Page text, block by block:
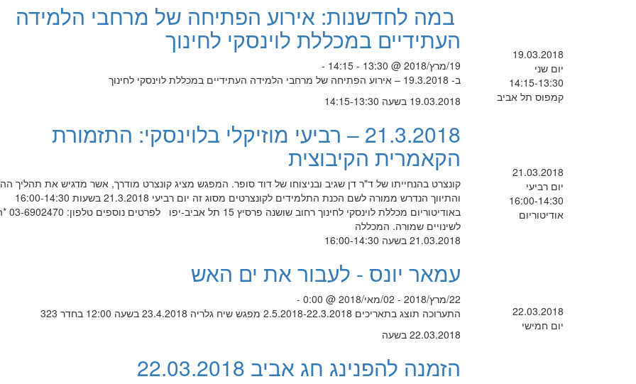
19.03.2018
יום שני
14:15-13:30
קמפוס תל אביב
במה לחדשנות: אירוע הפתיחה של מרחבי הלמידה
העתידיים במכללת לוינסקי לחינוך
19/מרץ/2018 @ 13:30 - 14:15 -
ב- 19.3.2018 – אירוע הפתיחה של מרחבי הלמידה העתידיים במכללת לוינסקי לחינוך
19.03.2018 בשעה 14:15-13:30
21.03.2018
יום רביעי
16:00-14:30
אודיטוריום
21.3.2018 – רביעי מוזיקלי בלוינסקי: התזמורת
הקאמרית הקיבוצית
קונצרט בהנחייתו של ד"ר דן שגיב ובניצוחו של דוד סופר. המפגש מציג קונצרט מודרך, אשר מדגיש את תהליך
והתיווך הנדרש ממורה לשם הכנת התלמידים לקונצרטים מסוג זה יום רביעי 21.3.2018 בשעות 16:00-14:30
באודיטוריום
לשינויים שמורה. המכללה
21.03.2018 בשעה 16:00-14:30
22.03.2018
יום חמישי
עמאר יונס - לעבור את ים האש
22/מרץ/2018 - 02/מאי/2018 @ 0:00 -
התערוכה תוצג בתאריכים 2.5.2018-22.3.2018 מפגש שיח גלריה 23.4.2018 בשעה 12:00 בחדר 323
22.03.2018 בשעה
הזמנה להפנינג חג אביב 22.03.2018